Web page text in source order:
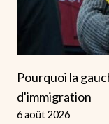
Pourquoi la
d'immigration
6 août 2026